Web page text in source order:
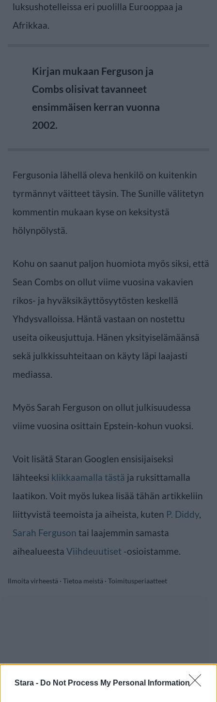
Stara - Do Not Process My Personal Information
luksushotelleissa eri puolilla Eurooppaa ja
Afrikkaa.
Kirjan mukaan Ferguson ja
Combs olisivat tavanneet
ensimmäisen kerran vuonna
2002.
Fergusonia lähellä oleva henkilö on kuitenkin
tyrmännyt väitteet täysin. The Sunille välitetyn
kommentin mukaan kyse on keksitystä
hölynpölystä.
Kohu on saanut paljon huomiota myös siksi, että
Sean Combs on ollut viime vuosina vakavien
rikos- ja hyväksikäyttösyytösten keskellä
Yhdysvalloissa. Häntä vastaan on nostettu
useita oikeusjuttuja. Hänen yksityiselämäänsä
sekä julkkissuhteitaan on käyty läpi laajasti
mediassa.
Myös Sarah Ferguson on ollut julkisuudessa
viime vuosina osittain Epstein-kohun vuoksi.
Voit lisätä Staran Googlen ensisijaiseksi
lähteeksi klikkaamalla tästä ja ruksittamalla
laatikon. Voit myös lukea lisää tähän artikkeliin
liittyvistä teemoista ja aiheista, kuten P. Diddy,
Sarah Ferguson tai laajemmin samasta
aihealueesta Viihdeuutiset -osioistamme.
Ilmoita virheestä · Tietoa meistä · Toimitusperiaatteet